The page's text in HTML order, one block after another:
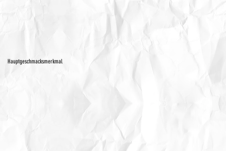
Hauptgeschmacksmerkmal